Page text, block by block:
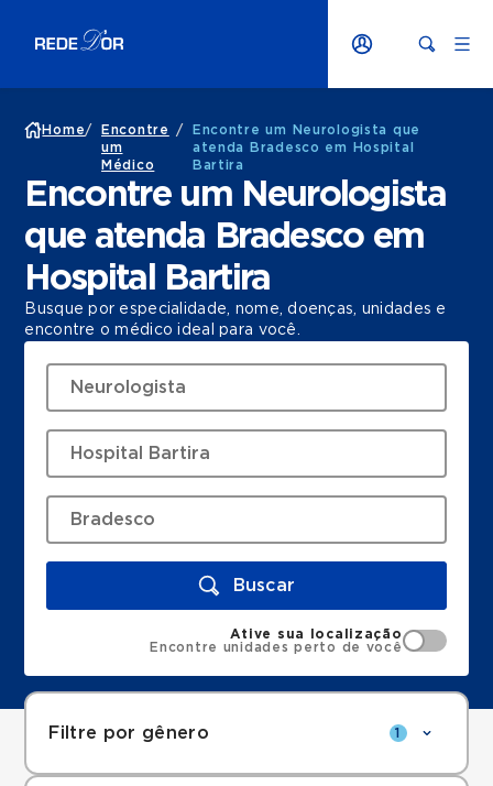
Home/
Encontre
um
Médico
/
Encontre um Neurologista que
atenda Bradesco em Hospital
Bartira
Encontre um Neurologista
que atenda Bradesco em
Hospital Bartira
Busque por especialidade, nome, doenças, unidades e
encontre o médico ideal para você.
Buscar
Ative sua localização
Encontre unidades perto de você
Filtre por gênero 1